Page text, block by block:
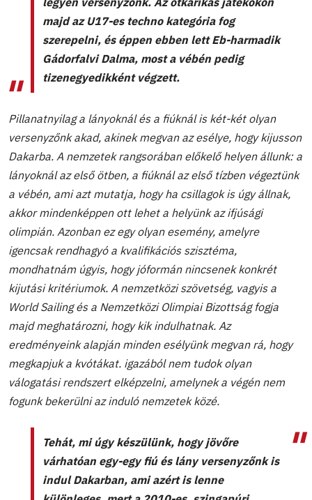
majd az U17-es techno kategória fog
szerepelni, és éppen ebben lett Eb-harmadik
Gádorfalvi Dalma, most a vébén pedig
tizenegyedikként végzett.
Pillanatnyilag a lányoknál és a fiúknál is két-két olyan
versenyzőnk akad, akinek megvan az esélye, hogy kijusson
Dakarba. A nemzetek rangsorában előkelő helyen állunk: a
lányoknál az első ötben, a fiúknál az első tízben végeztünk
a vébén, ami azt mutatja, hogy ha csillagok is úgy állnak,
akkor mindenképpen ott lehet a helyünk az ifjúsági
olimpián. Azonban ez egy olyan esemény, amelyre
igencsak rendhagyó a kvalifikációs szisztéma,
mondhatnám úgyis, hogy jóformán nincsenek konkrét
kijutási kritériumok. A nemzetközi szövetség, vagyis a
World Sailing és a Nemzetközi Olimpiai Bizottság fogja
majd meghatározni, hogy kik indulhatnak. Az
eredményeink alapján minden esélyünk megvan rá, hogy
megkapjuk a kvótákat. igazából nem tudok olyan
válogatási rendszert elképzelni, amelynek a végén nem
fogunk bekerülni az induló nemzetek közé.
Tehát, mi úgy készülünk, hogy jövőre
várhatóan egy-egy fiú és lány versenyzőnk is
indul Dakarban, ami azért is lenne